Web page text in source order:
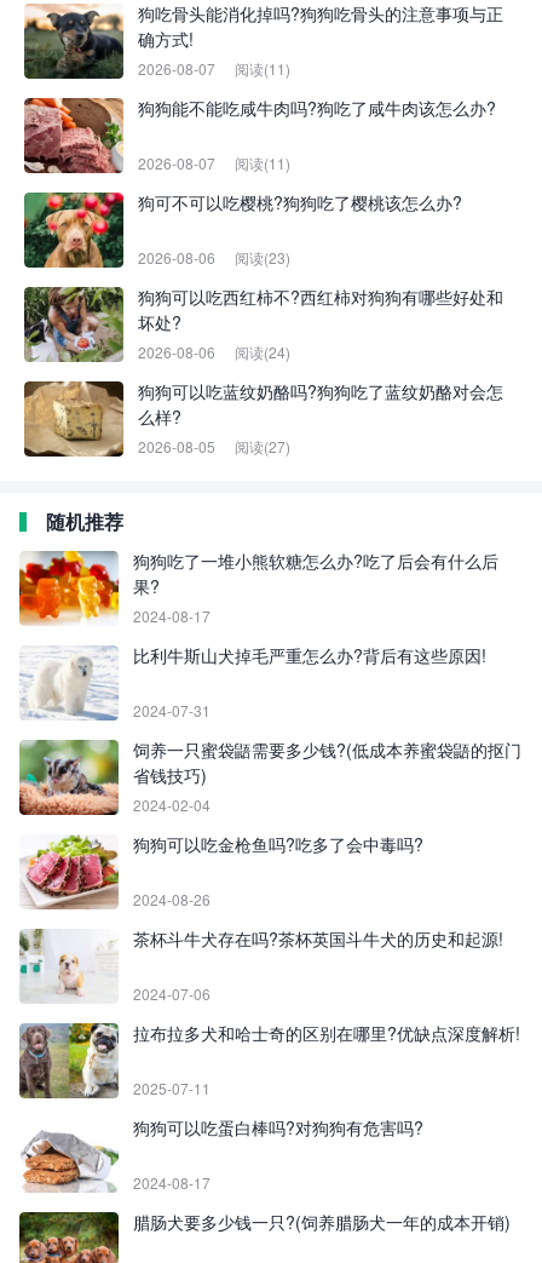
狗吃骨头能消化掉吗?狗狗吃骨头的注意事项与正
确方式!
2026-08-07 阅读(11)
狗狗能不能吃咸牛肉吗?狗吃了咸牛肉该怎么办?
2026-08-07 阅读(11)
狗可不可以吃樱桃?狗狗吃了樱桃该怎么办?
2026-08-06 阅读(23)
狗狗可以吃西红柿不?西红柿对狗狗有哪些好处和
坏处?
2026-08-06 阅读(24)
狗狗可以吃蓝纹奶酪吗?狗狗吃了蓝纹奶酪对会怎
么样?
2026-08-05 阅读(27)
随机推荐
狗狗吃了一堆小熊软糖怎么办?吃了后会有什么后
果?
2024-08-17
比利牛斯山犬掉毛严重怎么办?背后有这些原因!
2024-07-31
饲养一只蜜袋鼯需要多少钱?(低成本养蜜袋鼯的抠门
省钱技巧)
2024-02-04
狗狗可以吃金枪鱼吗?吃多了会中毒吗?
2024-08-26
茶杯斗牛犬存在吗?茶杯英国斗牛犬的历史和起源!
2024-07-06
拉布拉多犬和哈士奇的区别在哪里?优缺点深度解析!
2025-07-11
狗狗可以吃蛋白棒吗?对狗狗有危害吗?
2024-08-17
腊肠犬要多少钱一只?(饲养腊肠犬一年的成本开销)